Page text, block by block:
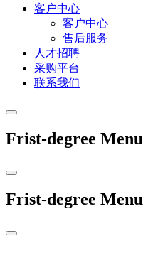
客户中心
客户中心
售后服务
人才招聘
采购平台
联系我们
Frist-degree Menu
Frist-degree Menu